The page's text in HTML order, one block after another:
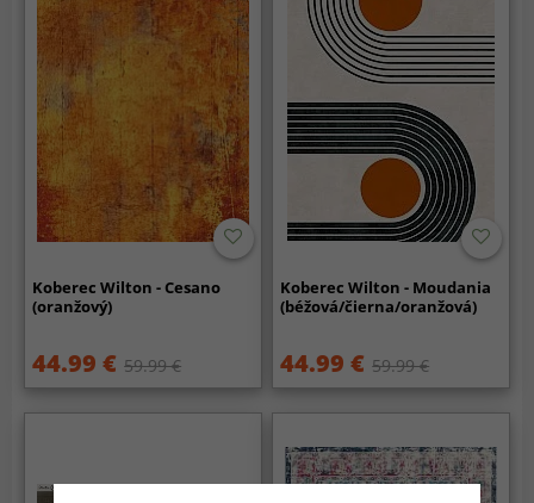
Koberec Wilton - Cesano
(oranžový)
44.99 € 59.99 €
Koberec Wilton - Moudania
(béžová/čierna/oranžová)
44.99 € 59.99 €